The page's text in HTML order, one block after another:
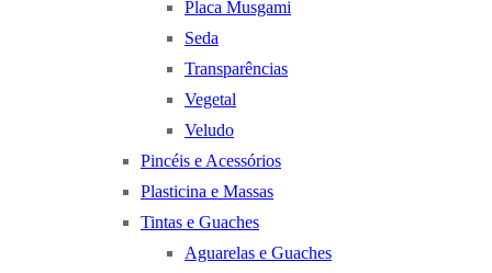
Placa Musgami
Seda
Transparências
Vegetal
Veludo
Pincéis e Acessórios
Plasticina e Massas
Tintas e Guaches
Aguarelas e Guaches